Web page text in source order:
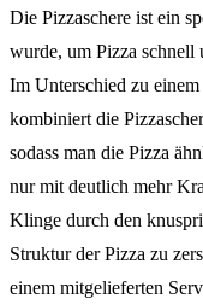
Die Pizzaschere ist ein
wurde, um Pizza
Im Unterschied zu
kombiniert die
sodass man die Pizza
nur mit deutlich mehr
Klinge durch den
Struktur der Pizza zu
einem mitgelieferten